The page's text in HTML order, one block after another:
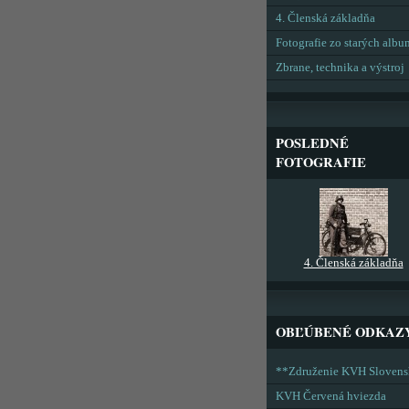
4. Členská základňa
Fotografie zo starých
Zbrane, technika a výstroj
POSLEDNÉ
FOTOGRAFIE
4. Členská základňa
OBĽÚBENÉ
**Združenie KVH
KVH Červená hviezda